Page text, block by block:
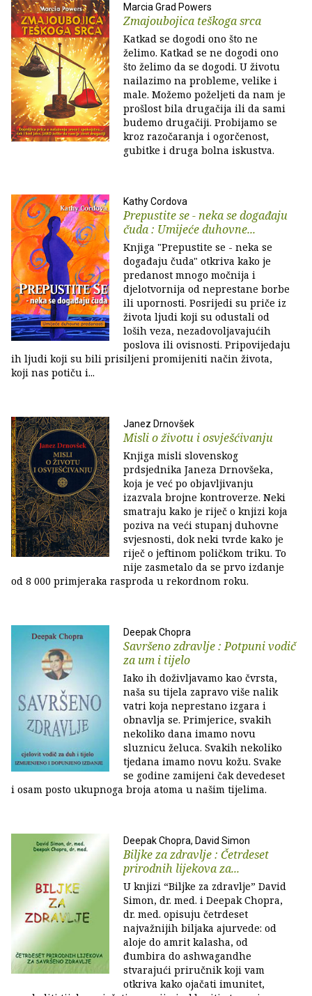
Marcia Grad Powers
Zmajoubojica teškoga srca
Katkad se dogodi ono što ne
želimo. Katkad se ne dogodi ono
što želimo da se dogodi. U životu
nailazimo na probleme, velike i
male. Možemo poželjeti da nam je
prošlost bila drugačija ili da sami
budemo drugačiji. Probijamo se
kroz razočaranja i ogorčenost,
gubitke i druga bolna iskustva.
Kathy Cordova
Prepustite se - neka se događaju
čuda : Umijeće duhovne...
Knjiga "Prepustite se - neka se
događaju čuda" otkriva kako je
predanost mnogo močnija i
djelotvornija od neprestane borbe
ili upornosti. Posrijedi su priče iz
života ljudi koji su odustali od
loših veza, nezadovoljavajućih
poslova ili ovisnosti. Pripovijedaju
ih ljudi koji su bili prisiljeni promijeniti način života,
koji nas potiču i...
Janez Drnovšek
Misli o životu i osvješćivanju
Knjiga misli slovenskog
prdsjednika Janeza Drnovšeka,
koja je već po objavljivanju
izazvala brojne kontroverze. Neki
smatraju kako je riječ o knjizi koja
poziva na veći stupanj duhovne
svjesnosti, dok neki tvrde kako je
riječ o jeftinom poličkom triku. To
nije zasmetalo da se prvo izdanje
od 8 000 primjeraka rasproda u rekordnom roku.
Deepak Chopra
Savršeno zdravlje : Potpuni vodič
za um i tijelo
Iako ih doživljavamo kao čvrsta,
naša su tijela zapravo više nalik
vatri koja neprestano izgara i
obnavlja se. Primjerice, svakih
nekoliko dana imamo novu
sluznicu želuca. Svakih nekoliko
tjedana imamo novu kožu. Svake
se godine zamijeni čak devedeset
i osam posto ukupnoga broja atoma u našim tijelima.
Deepak Chopra, David Simon
Biljke za zdravlje : Četrdeset
prirodnih lijekova za...
U knjizi “Biljke za zdravlje” David
Simon, dr. med. i Deepak Chopra,
dr. med. opisuju četrdeset
najvažnijih biljaka ajurvede: od
aloje do amrit kalasha, od
đumbira do ashwagandhe
stvarajući priručnik koji vam
otkriva kako ojačati imunitet,